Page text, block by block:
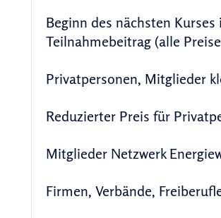
Beginn des nächsten Kurses
Teilnahmebeitrag (alle
Privatpersonen,
Reduzierter Preis für
Mitglieder Netzwerk
Firmen, Verbände,